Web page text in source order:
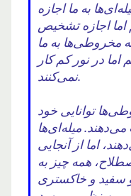
به ما اجازه
اما اجازه تشخیص
مخروطی‌ها به ما
اما در نور کم کار
نمی‌کنند.
توانایی خود
میله‌ای‌ها
اما از آنجایی
همه چیز به
سفید و خاکستری